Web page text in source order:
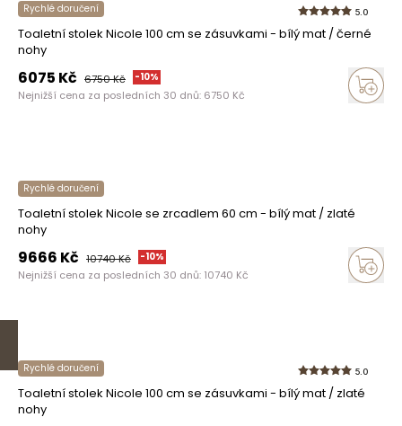
Rychlé doručení 5.0
Toaletní stolek Nicole 100 cm se zásuvkami - bílý mat / černé
nohy
6075 Kč 6750Kč -10%
Nejnižší cena za posledních 30 dnů: 6750 Kč
Rychlé doručení
Toaletní stolek Nicole se zrcadlem 60 cm - bílý mat / zlaté
nohy
9666 Kč 10740Kč -10%
Nejnižší cena za posledních 30 dnů: 10740 Kč
Rychlé doručení 5.0
Toaletní stolek Nicole 100 cm se zásuvkami - bílý mat / zlaté
nohy